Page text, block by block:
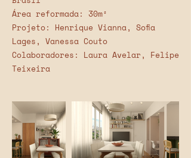
Área reformada: 30m²
Projeto: Henrique Vianna, Sofia
Lages, Vanessa Couto
Colaboradores: Laura Avelar, Felipe
Teixeira